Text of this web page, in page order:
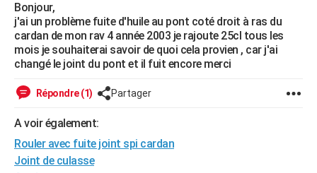
Essais
Réserver un essai
Citadines
Berlines
SUV
Forum auto
+HIGH-TECH
Mobiles
Meilleur smartphone
Internet
Ordinateurs
Jeux vidéo
Guide high-tech
+BRICOLAGE
Forum
Aménagement intérieur
Extérieur
Cuisine
Salle de bains
Jardinage
Rangement
Guides de France
Escapades
Patrimoine
Expositions
Musées
Week-end nature
Art de vivre
Bien-être
Loisirs
Mode
Modes de vie
Alimentation
Guide de la santé
Maladies
Médicaments
Sommeil
VOYAGE
Bonjour,
j'ai un problème fuite d'huile au pont coté droit à ras du
cardan de mon rav 4 année 2003 je rajoute 25cl tous les
mois je souhaiterai savoir de quoi cela provien , car j'ai
changé le joint du pont et il fuit encore merci
Répondre (1) Partager
A voir également:
Rouler avec fuite joint spi cardan
Joint de culasse